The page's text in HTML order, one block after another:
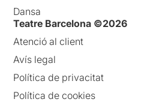
Dansa
Teatre Barcelona ©2026
Atenció al client
Avís legal
Política de privacitat
Política de cookies